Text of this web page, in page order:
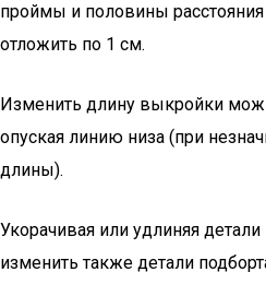
проймы и половины
отложить по 1 см.
Изменить длину выкройки
опуская линию низа (при
длины).
Укорачивая или удлиняя детали
изменить также детали